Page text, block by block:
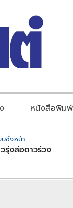
หนังสือพิมพ์
บซึ่งหน้า
รุ่งส่อดาวร่วง